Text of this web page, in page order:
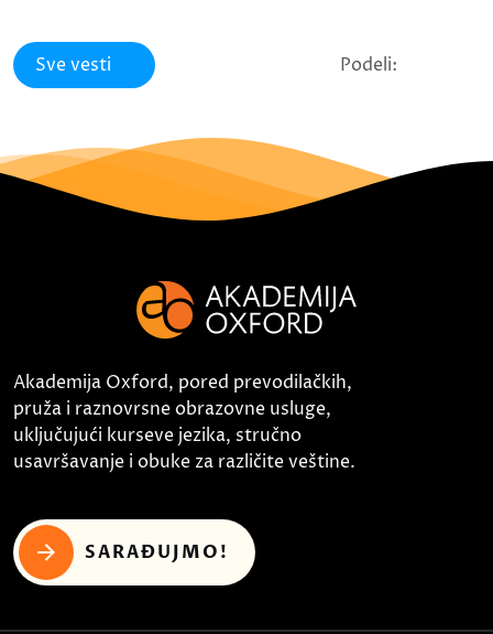
Sve vesti Podeli:
Akademija Oxford, pored prevodilačkih,
pruža i raznovrsne obrazovne usluge,
uključujući kurseve jezika, stručno
usavršavanje i obuke za različite veštine.
SARAĐUJMO!